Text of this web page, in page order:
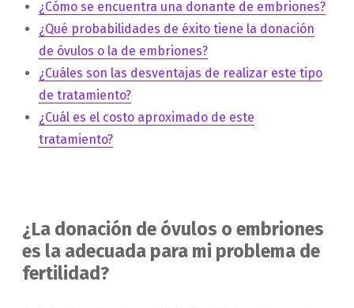
¿Cómo se encuentra una donante de embriones?
¿Qué probabilidades de éxito tiene la donación
de óvulos o la de embriones?
¿Cuáles son las desventajas de realizar este tipo
de tratamiento?
¿Cuál es el costo aproximado de este
tratamiento?
¿La donación de óvulos o embriones
es la adecuada para mi problema de
fertilidad?